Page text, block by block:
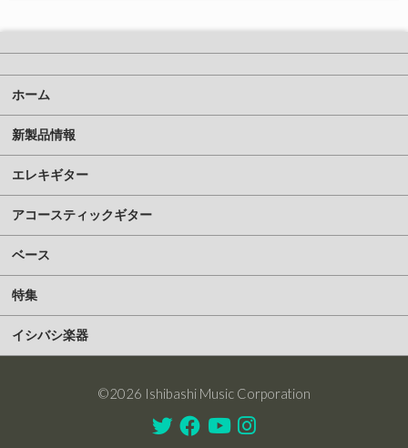
ホーム
新製品情報
エレキギター
アコースティックギター
ベース
特集
イシバシ楽器
©2026 Ishibashi Music Corporation
TwitterFacebook
YoutubeInstagram